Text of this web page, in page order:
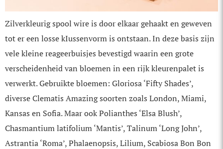
Zilverkleurig spool wire is door elkaar gehaakt en geweven
tot er een losse kIussenvorm is ontstaan. In deze basis zijn
vele kleine reageerbuisjes bevestigd waarin een grote
verscheidenheid van bloemen in een rijk kleurenpalet is
verwerkt. Gebruikte bloemen: Gloriosa ‘Fifty Shades’,
diverse Clematis Amazing soorten zoals London, Miami,
Kansas en Sofia. Maar ook Polianthes ‘Elsa Blush’,
Chasmantium latifolium ‘Mantis’, Talinum ‘Long John’,
Astrantia ‘Roma’, Phalaenopsis, Lilium, Scabiosa Bon Bon